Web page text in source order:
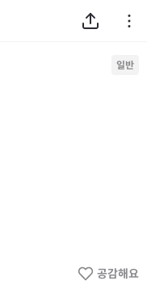
일반
공감해요